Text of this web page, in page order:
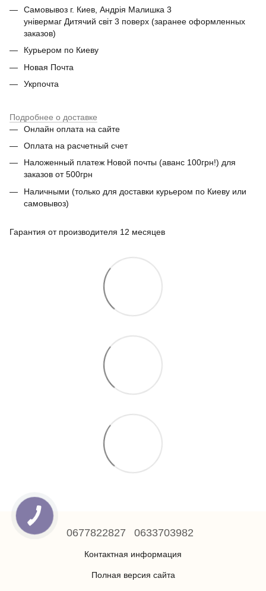
Самовывоз г. Киев, Андрія Малишка 3
універмаг Дитячий світ 3 поверх (заранее оформленных
заказов)
Курьером по Киеву
Новая Почта
Укрпочта
Подробнее о доставке
Онлайн оплата на сайте
Оплата на расчетный счет
Наложенный платеж Новой почты (аванс 100грн!) для
заказов от 500грн
Наличными (только для доставки курьером по Киеву или
самовывоз)
Гарантия от производителя 12 месяцев
0677822827 0633703982
Контактная информация
Полная версия сайта